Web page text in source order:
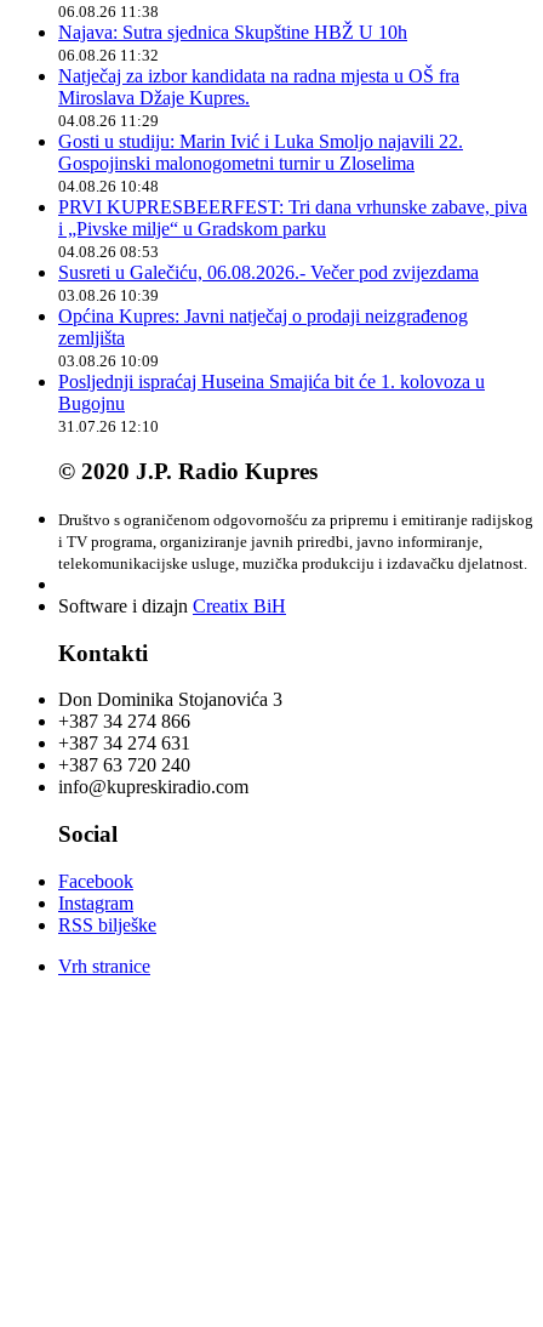
06.08.26 11:38
Najava: Sutra sjednica Skupštine HBŽ U 10h
06.08.26 11:32
Natječaj za izbor kandidata na radna mjesta u OŠ fra
Miroslava Džaje Kupres.
04.08.26 11:29
Gosti u studiju: Marin Ivić i Luka Smoljo najavili 22.
Gospojinski malonogometni turnir u Zloselima
04.08.26 10:48
PRVI KUPRESBEERFEST: Tri dana vrhunske zabave, piva
i „Pivske milje“ u Gradskom parku
04.08.26 08:53
Susreti u Galečiću, 06.08.2026.- Večer pod zvijezdama
03.08.26 10:39
Općina Kupres: Javni natječaj o prodaji neizgrađenog
zemljišta
03.08.26 10:09
Posljednji ispraćaj Huseina Smajića bit će 1. kolovoza u
Bugojnu
31.07.26 12:10
© 2020 J.P. Radio Kupres
Društvo s ograničenom odgovornošću za pripremu i emitiranje radijskog
i TV programa, organiziranje javnih priredbi, javno informiranje,
telekomunikacijske usluge, muzička produkciju i izdavačku djelatnost.
Software i dizajn Creatix BiH
Kontakti
Don Dominika Stojanovića 3
+387 34 274 866
+387 34 274 631
+387 63 720 240
info@kupreskiradio.com
Social
Facebook
Instagram
RSS bilješke
Vrh stranice